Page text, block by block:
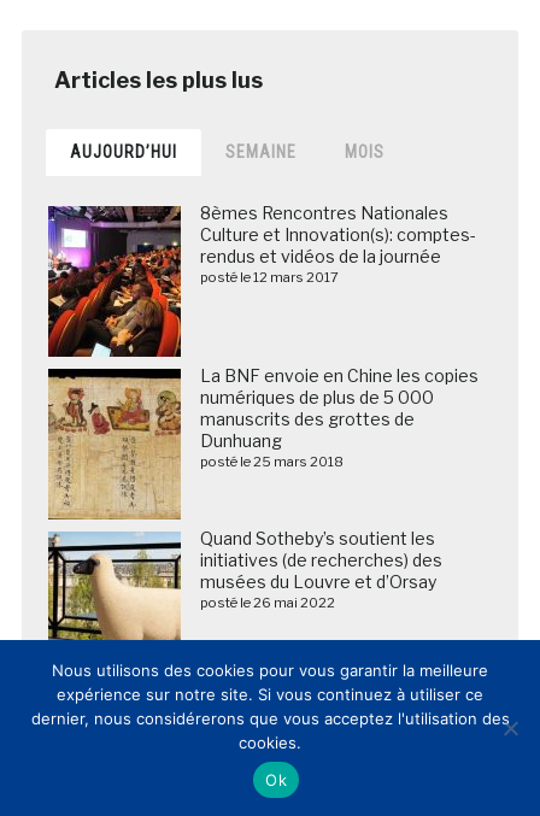
AUJOURD’HUI SEMAINE MOIS
8èmes Rencontres Nationales
Culture et Innovation(s): comptes-
rendus et vidéos de la journée
posté le 12 mars 2017
La BNF envoie en Chine les copies
numériques de plus de 5 000
manuscrits des grottes de
Dunhuang
posté le 25 mars 2018
Quand Sotheby’s soutient les
initiatives (de recherches) des
musées du Louvre et d’Orsay
posté le 26 mai 2022
DOSSIER / Les musées et lieux de
patrimoine français publient et
commentent leur fréquentation
2025 (20/02/2026)
posté le 20 février 2026
Nous utilisons des cookies pour vous garantir la meilleure
expérience sur notre site. Si vous continuez à utiliser ce
dernier, nous considérerons que vous acceptez l'utilisation des
cookies.
Ok